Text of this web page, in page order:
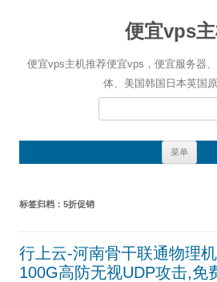
便宜vps
便宜vps主机推荐便宜vps，便宜服务器
体、美国韩国日本英国
搜
菜单
标签归档： 5折促销
行上云-河南骨干联通物理
100G高防无视UDP攻击,免